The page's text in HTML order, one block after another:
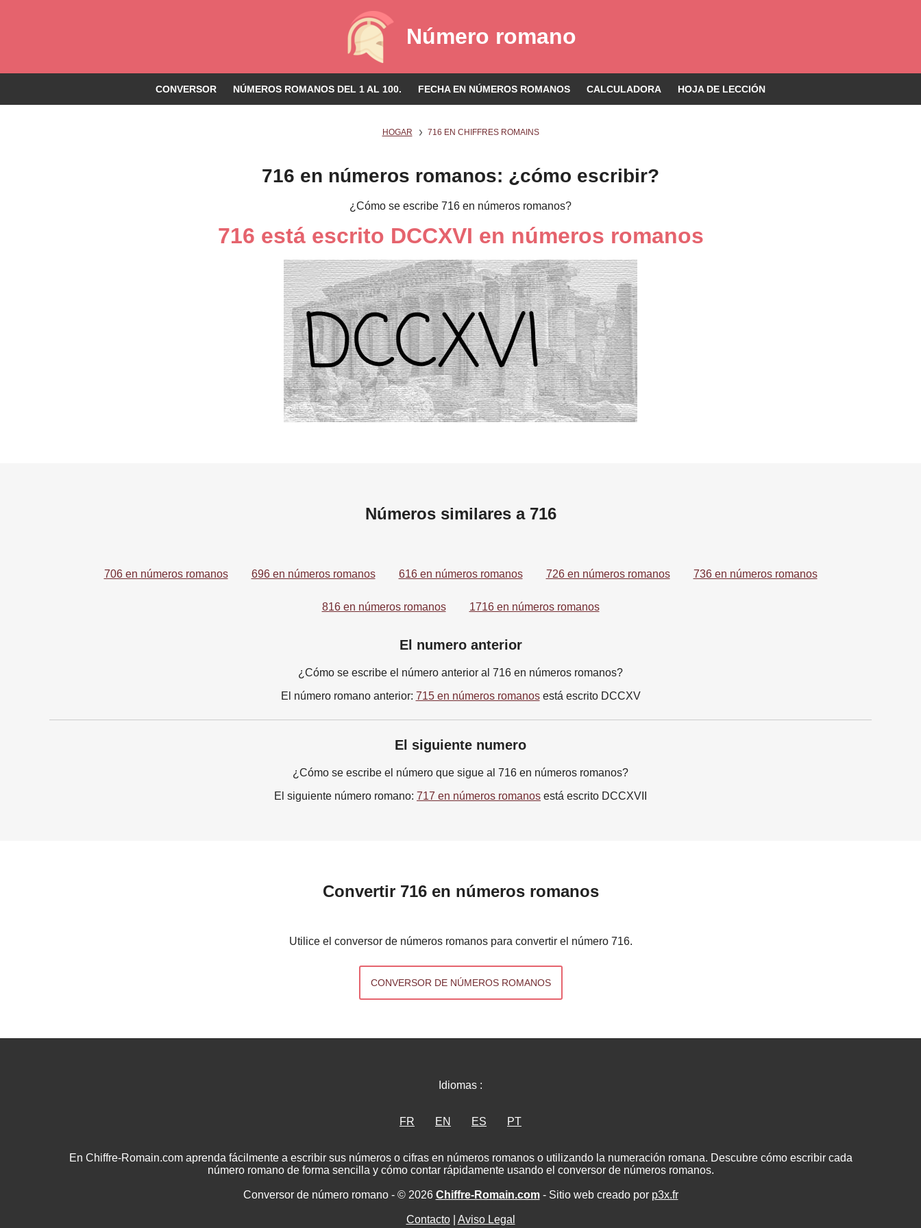
Número romano
CONVERSOR NÚMEROS ROMANOS DEL 1 AL 100. FECHA EN NÚMEROS ROMANOS CALCULADORA HOJA DE LECCIÓN
HOGAR 716 EN CHIFFRES ROMAINS
716 en números romanos: ¿cómo escribir?
¿Cómo se escribe 716 en números romanos?
716 está escrito DCCXVI en números romanos
Números similares a 716
706 en números romanos 696 en números romanos 616 en números romanos 726 en números romanos 736 en números romanos
816 en números romanos 1716 en números romanos
El numero anterior
¿Cómo se escribe el número anterior al 716 en números romanos?
El número romano anterior: 715 en números romanosestá escrito DCCXV
El siguiente numero
¿Cómo se escribe el número que sigue al 716 en números romanos?
El siguiente número romano: 717 en números romanos está escrito DCCXVII
Convertir 716 en números romanos
Utilice el conversor de números romanos para convertir el número 716.
CONVERSOR DE NÚMEROS ROMANOS
Idiomas :
FR EN ES PT
En Chiffre-Romain.com aprenda fácilmente a escribir sus números o cifras en números romanos o utilizando la numeración romana. Descubre cómo escribir cada
número romano de forma sencilla y cómo contar rápidamente usando el conversor de números romanos.
Conversor de número romano - © 2026 Chiffre-Romain.com- Sitio web creado por p3x.fr
Contacto| Aviso Legal